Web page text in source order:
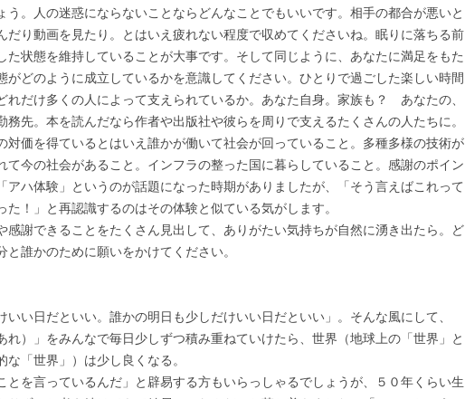
う。人の迷惑にならないことならどんなことでもいいです。相手の都合が悪いと
だり動画を見たり。とはいえ疲れない程度で収めてくださいね。眠りに落ちる前
た状態を維持していることが大事です。そして同じように、あなたに満足をもた
がどのように成立しているかを意識してください。ひとりで過ごした楽しい時間
れだけ多くの人によって支えられているか。あなた自身。家族も？ あなたの、
務先。本を読んだなら作者や出版社や彼らを周りで支えるたくさんの人たちに。
対価を得ているとはいえ誰かが働いて社会が回っていること。多種多様の技術が
て今の社会があること。インフラの整った国に暮らしていること。感謝のポイン
アハ体験」というのが話題になった時期がありましたが、「そう言えばこれって
た！」と再認識するのはその体験と似ている気がします。
感謝できることをたくさん見出して、ありがたい気持ちが自然に湧き出たら。ど
と誰かのために願いをかけてください。
いい日だといい。誰かの明日も少しだけいい日だといい」。そんな風にして、
れ）」をみんなで毎日少しずつ積み重ねていけたら、世界（地球上の「世界」と
な「世界」）は少し良くなる。
とを言っているんだ」と辟易する方もいらっしゃるでしょうが、５０年くらい生